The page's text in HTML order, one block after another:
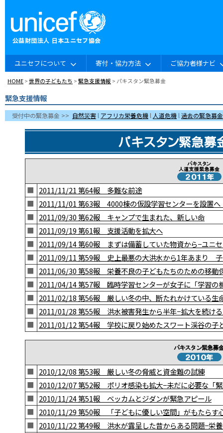
ユニセフについて 寄付・協力方法 ご協力者様ナビ
HOME>世界の子どもたち >緊急支援情報 > パキスタン緊急募金
緊急支援情報
受付中の緊急募金 >> 自然災害 l アフリカ栄養危機 l 人道危機 l 過去の緊急募
■ 2011/11/21 第64報 多難な前途
■ 2011/11/01 第63報 4000棟の仮設学習センターを設置
■ 2011/09/30 第62報 キャンプで生まれた、新しい命
■ 2011/09/19 第61報 支援活動を拡大へ
■ 2011/09/14 第60報 まずは備蓄していた物資から−ユニ
■ 2011/09/11 第59報 史上最悪の大洪水から1年あまり 子
■ 2011/06/30 第58報 栄養不良の子どもたちのための移動
■ 2011/04/14 第57報 臨時学習センターが女子に「学習の
■ 2011/02/18 第56報 厳しい冬の中、断たれかけている生
■ 2011/01/28 第55報 洪水被害発生から半年−拡大を続け
■ 2011/01/12 第54報 学校に戻り始めたスワート渓谷の子
■ 2010/12/08 第53報 厳しい冬の脅威と資金難の試練
■ 2010/12/07 第52報 ポリオ感染も拡大−未だに必要な「
■ 2010/11/24 第51報 ベッカムとジダンが緊急アピール
■ 2010/11/29 第50報 「子どもに優しい空間」がもたらす
■ 2010/11/22 第49報 洪水が露呈した昔からある問題−栄